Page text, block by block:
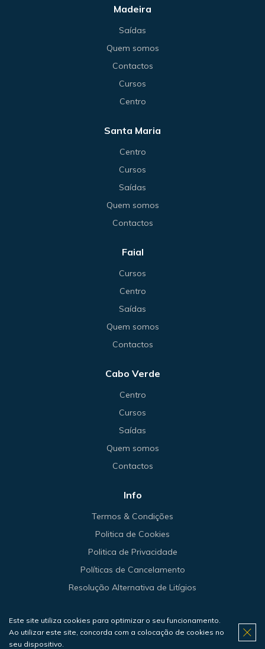
Madeira
Saídas
Quem somos
Contactos
Cursos
Centro
Santa Maria
Centro
Cursos
Saídas
Quem somos
Contactos
Faial
Cursos
Centro
Saídas
Quem somos
Contactos
Cabo Verde
Centro
Cursos
Saídas
Quem somos
Contactos
Info
Termos & Condições
Politica de Cookies
Politica de Privacidade
Políticas de Cancelamento
Resolução Alternativa de Litígios
© 2026 Haliotis.
Este site utiliza cookies para optimizar o seu funcionamento.
Ao utilizar este site, concorda com a colocação de cookies no
seu dispositivo.